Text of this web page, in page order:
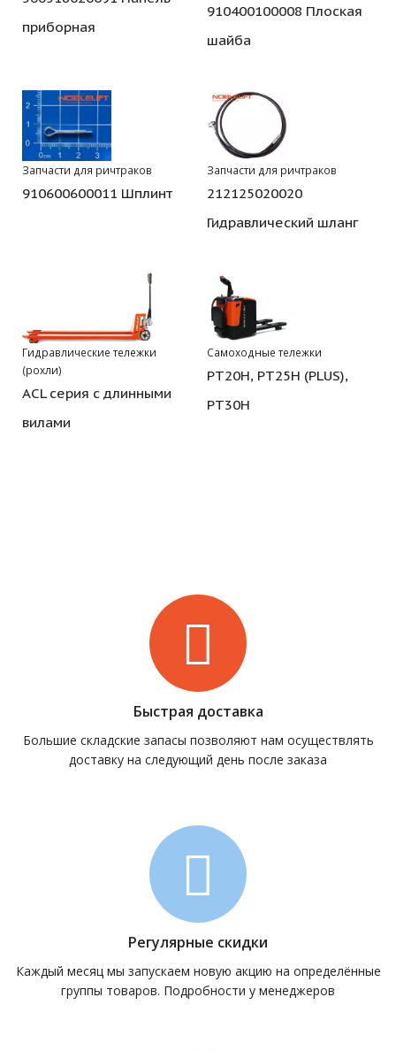
приборная
910400100008 Плоская
шайба
Запчасти для ричтраков
910600600011 Шплинт
Запчасти для ричтраков
212125020020
Гидравлический шланг
Гидравлические тележки
(рохли)
ACL серия с длинными
вилами
Самоходные тележки
PT20H, PT25H (PLUS),
PT30H
Быстрая доставка
Большие складские запасы позволяют нам осуществлять
доставку на следующий день после заказа
Регулярные скидки
Каждый месяц мы запускаем новую акцию на определённые
группы товаров. Подробности у менеджеров